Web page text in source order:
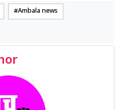
Ambala news